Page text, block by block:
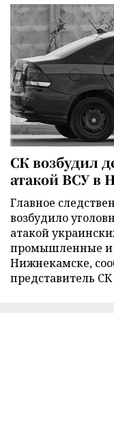
СК возбудил
атакой ВСУ в
Главное
возбудило
атакой
промышленные и
Нижнекамске,
представитель